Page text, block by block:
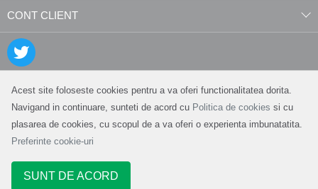
Acest site foloseste cookies pentru a va oferi functionalitatea dorita.
Navigand in continuare, sunteti de acord cu Politica de cookies si cu
plasarea de cookies, cu scopul de a va oferi o experienta imbunatatita.
Preferinte cookie-uri
SUNT DE ACORD
CONT CLIENT